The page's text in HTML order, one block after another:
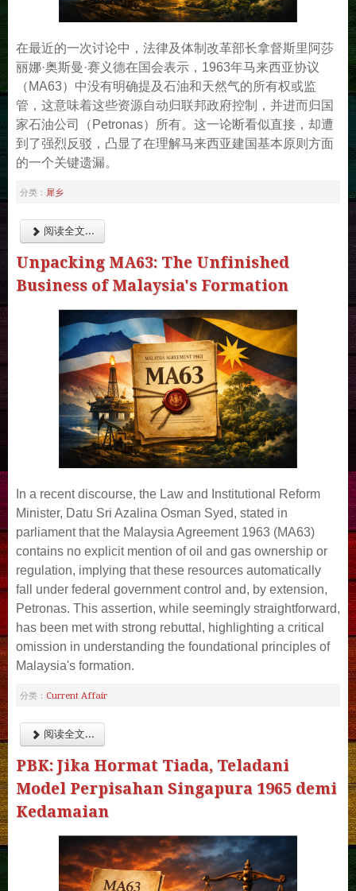
在最近的一次讨论中，法律及体制改革部长拿督斯里阿莎
丽娜·奥斯曼·赛义德在国会表示，1963年马来西亚协议
（MA63）中没有明确提及石油和天然气的所有权或监
管，这意味着这些资源自动归联邦政府控制，并进而归国
家石油公司（Petronas）所有。这一论断看似直接，却遭
到了强烈反驳，凸显了在理解马来西亚建国基本原则方面
的一个关键遗漏。
分类： 犀乡
阅读全文...
Unpacking MA63: The Unfinished
Business of Malaysia's Formation
In a recent discourse, the Law and Institutional Reform
Minister, Datu Sri Azalina Osman Syed, stated in
parliament that the Malaysia Agreement 1963 (MA63)
contains no explicit mention of oil and gas ownership or
regulation, implying that these resources automatically
fall under federal government control and, by extension,
Petronas. This assertion, while seemingly straightforward,
has been met with strong rebuttal, highlighting a critical
omission in understanding the foundational principles of
Malaysia's formation.
分类： Current Affair
阅读全文...
PBK: Jika Hormat Tiada, Teladani
Model Perpisahan Singapura 1965 demi
Kedamaian